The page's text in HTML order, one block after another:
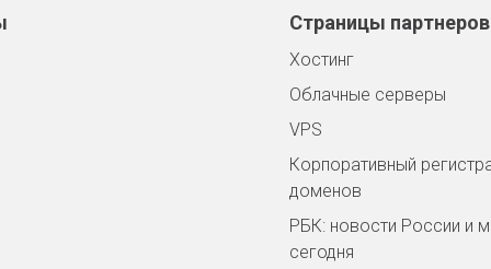
Страницы партнеров
Хостинг
Облачные серверы
VPS
Корпоративный
доменов
РБК: новости России и
сегодня